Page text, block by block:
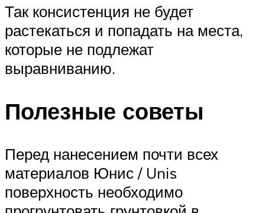
Так консистенция не будет
растекаться и попадать на места,
которые не подлежат
выравниванию.
Полезные советы
Перед нанесением почти всех
материалов Юнис / Unis
поверхность необходимо